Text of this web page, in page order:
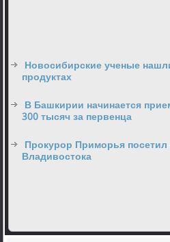
Новосибирские ученые
продуктах
В Башкирии начинается
300 тысяч за первенца
Прокурор Приморья
Владивостока